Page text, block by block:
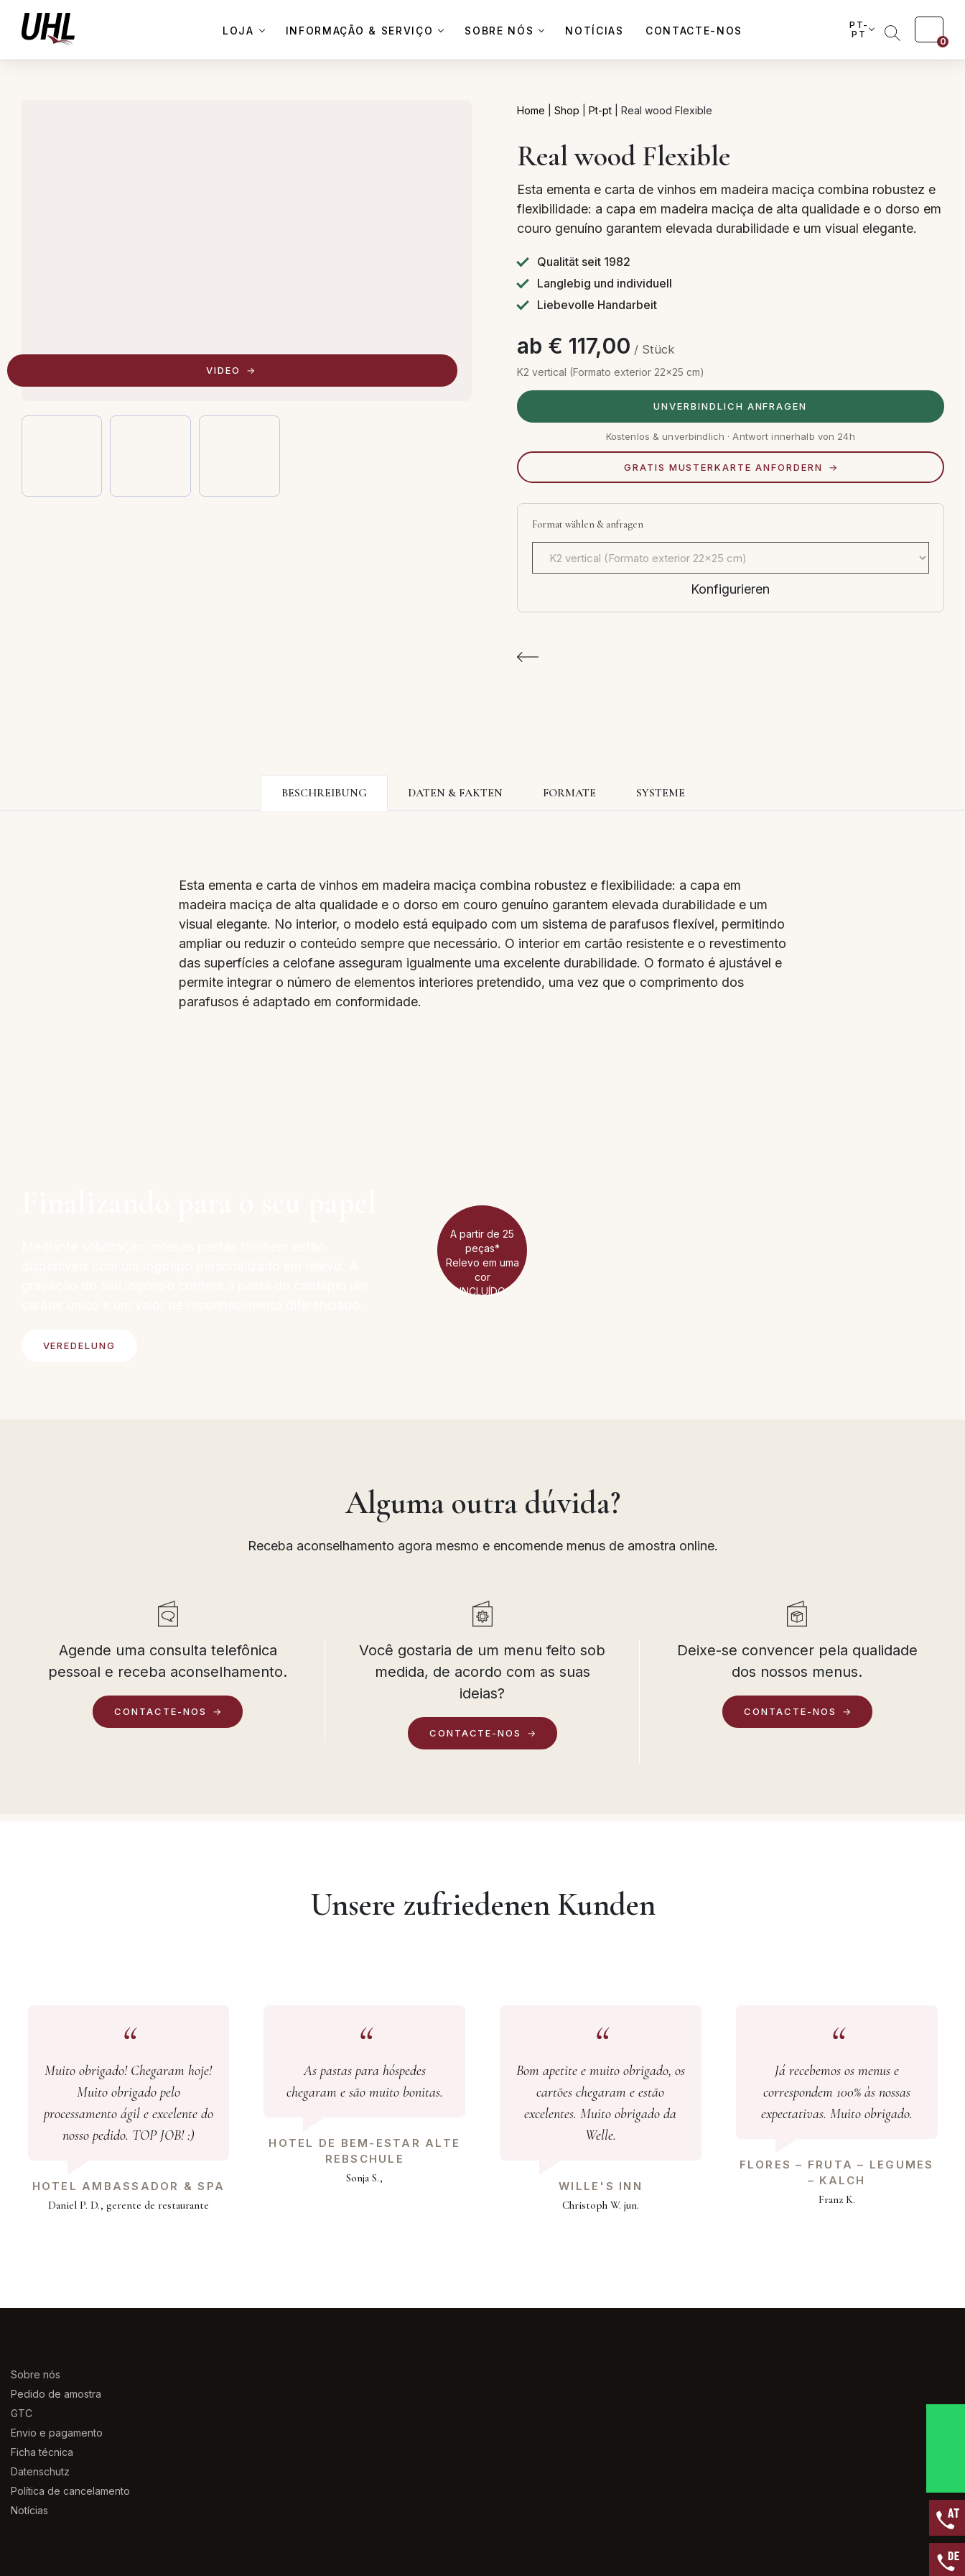
PT-
PT
0
LOJA INFORMAÇÃO & SERVIÇO SOBRE NÓS NOTÍCIAS CONTACTE-NOS
VIDEO
Home Shop Pt-pt Real wood Flexible
Real wood Flexible
Esta ementa e carta de vinhos em madeira maciça combina robustez e
flexibilidade: a capa em madeira maciça de alta qualidade e o dorso em
couro genuíno garantem elevada durabilidade e um visual elegante.
Qualität seit 1982
Langlebig und individuell
Liebevolle Handarbeit
ab € 117,00 / Stück
K2 vertical (Formato exterior 22x25 cm)
UNVERBINDLICH ANFRAGEN
Kostenlos & unverbindlich · Antwort innerhalb von 24h
GRATIS MUSTERKARTE ANFORDERN
Format wählen & anfragen
Konfigurieren
BESCHREIBUNG DATEN & FAKTEN FORMATE SYSTEME
Esta ementa e carta de vinhos em madeira maciça combina robustez e flexibilidade: a capa em
madeira maciça de alta qualidade e o dorso em couro genuíno garantem elevada durabilidade e um
visual elegante. No interior, o modelo está equipado com um sistema de parafusos flexível, permitindo
ampliar ou reduzir o conteúdo sempre que necessário. O interior em cartão resistente e o revestimento
das superfícies a celofane asseguram igualmente uma excelente durabilidade. O formato é ajustável e
permite integrar o número de elementos interiores pretendido, uma vez que o comprimento dos
parafusos é adaptado em conformidade.
VEREDELUNG
A partir de 25
peças*
Relevo em uma
cor
INCLUÍDO
Alguma outra dúvida?
Receba aconselhamento agora mesmo e encomende menus de amostra online.
Agende uma consulta telefônica
pessoal e receba aconselhamento.
CONTACTE-NOS
Você gostaria de um menu feito sob
medida, de acordo com as suas
ideias?
CONTACTE-NOS
Deixe-se convencer pela qualidade
dos nossos menus.
CONTACTE-NOS
Unsere zufriedenen Kunden
Muito obrigado! Chegaram hoje!
Muito obrigado pelo
processamento ágil e excelente do
nosso pedido. TOP JOB! :)
HOTEL AMBASSADOR & SPA
Daniel P. D., gerente de restaurante
As pastas para hóspedes
chegaram e são muito bonitas.
HOTEL DE BEM-ESTAR ALTE
REBSCHULE
Sonja S.,
Bom apetite e muito obrigado, os
cartões chegaram e estão
excelentes. Muito obrigado da
Welle.
WILLE'S INN
Christoph W. jun.
Já recebemos os menus e
correspondem 100% às nossas
expectativas. Muito obrigado.
FLORES – FRUTA – LEGUMES
– KALCH
Franz K.
Sobre nós
Pedido de amostra
GTC
Envio e pagamento
Ficha técnica
Datenschutz
Política de cancelamento
Notícias